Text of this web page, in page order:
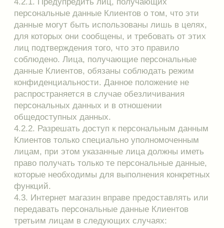
5.6. Копировать и делать выписки персональных
данных Клиента разрешается исключительно в
служебных целях с письменного разрешения
руководства Продавца.
6. Обязанности Интернет-магазина
6.1. Интернет магазин обязан:
6.1.1. Осуществлять обработку персональных
данных Клиентов исключительно в целях
исполнения Публичной оферты.
6.1.2. Получать персональные данные Клиента
непосредственно у него самого. Если
персональные данные Клиента возможно
получить только у третьей стороны, то Клиент
должен быть уведомлен об этом заранее и от
него должно быть получено письменное
согласие. Сотрудники Продавца должны
сообщить Клиентам о целях, предполагаемых
источниках и способах получения персональных
данных, а также о характере подлежащих
получению персональных данных и
последствиях отказа клиента дать письменное
согласие на их получение.
6.1.3. Не получать и не обрабатывать
персональные данные Клиента о его расовой,
национальной принадлежности, политических
взглядах, религиозных или философских
убеждениях, состоянии здоровья, интимной
жизни, за исключением случаев,